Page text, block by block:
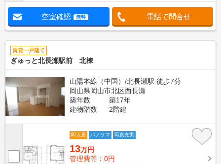
空室確認 無料 電話で問合せ
賃貸一戸建て
ぎゅっと北長瀬駅前 北棟
山陽本線（中国）/北長瀬駅 徒歩7分
岡山県岡山市北区西長瀬
築年数
築17年
建物階数
2階建
即入居 パノラマ 写真充実
13万円
管理費等：0円